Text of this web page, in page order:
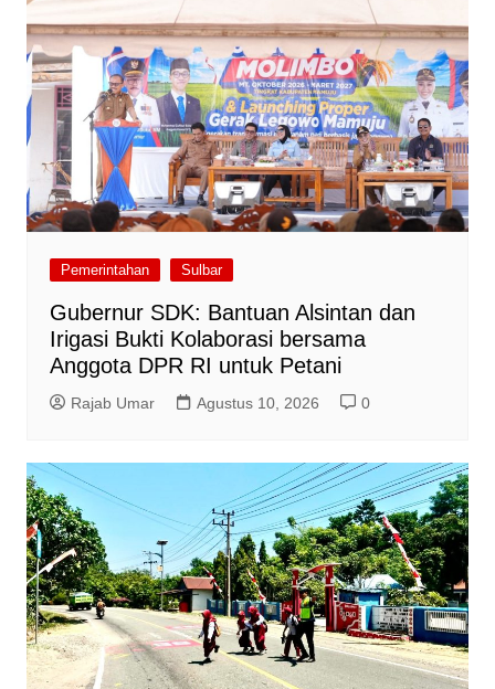
Pemerintahan Sulbar
Gubernur SDK: Bantuan Alsintan dan
Irigasi Bukti Kolaborasi bersama
Anggota DPR RI untuk Petani
Rajab Umar Agustus 10, 2026 0